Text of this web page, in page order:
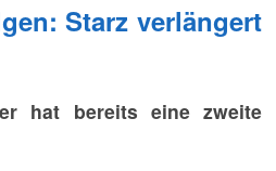
Starz verlängert
hat bereits eine zweite